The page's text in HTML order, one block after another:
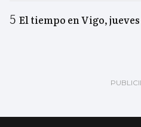
El tiempo en Vigo, jueves